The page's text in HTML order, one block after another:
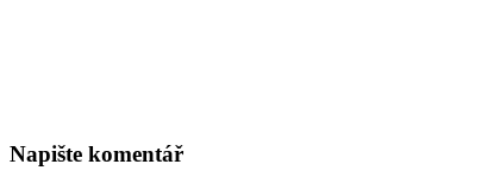
Napište komentář